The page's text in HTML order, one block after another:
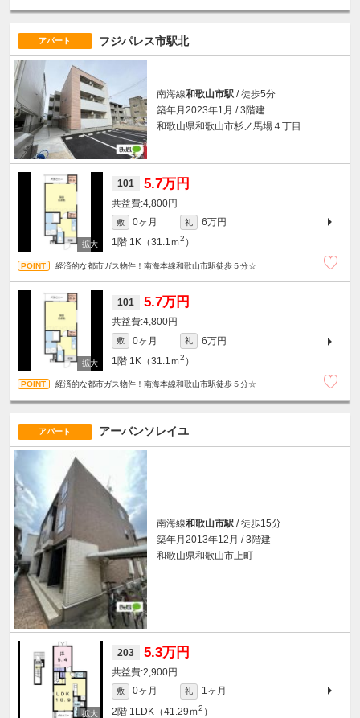
アパート フジパレス市駅北
南海線和歌山市駅 / 徒歩5分
築年月2023年1月 / 3階建
和歌山県和歌山市杉ノ馬場４丁目
101 5.7万円
4,800円
敷 0ヶ月 礼
6万円
1階 1K（31.1ｍ2 ）
経済的な都市ガス物件！南海本線和歌山市駅徒歩５分☆
101 5.7万円
4,800円
敷 0ヶ月 礼
6万円
1階 1K（31.1ｍ2 ）
経済的な都市ガス物件！南海本線和歌山市駅徒歩５分☆
アパート アーバンソレイユ
南海線和歌山市駅 / 徒歩15分
築年月2013年12月 / 3階建
和歌山県和歌山市上町
203 5.3万円
2,900円
敷 0ヶ月 礼
1ヶ月
2階 1LDK（41.29ｍ2 ）